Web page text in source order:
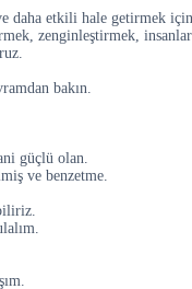
daha etkili hale getirmek
zenginleştirmek,
bakın.
güçlü olan.
ve benzetme.